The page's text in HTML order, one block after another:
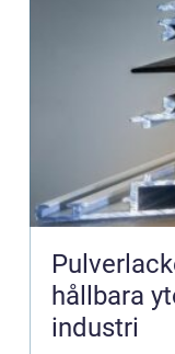
hållbara
industri